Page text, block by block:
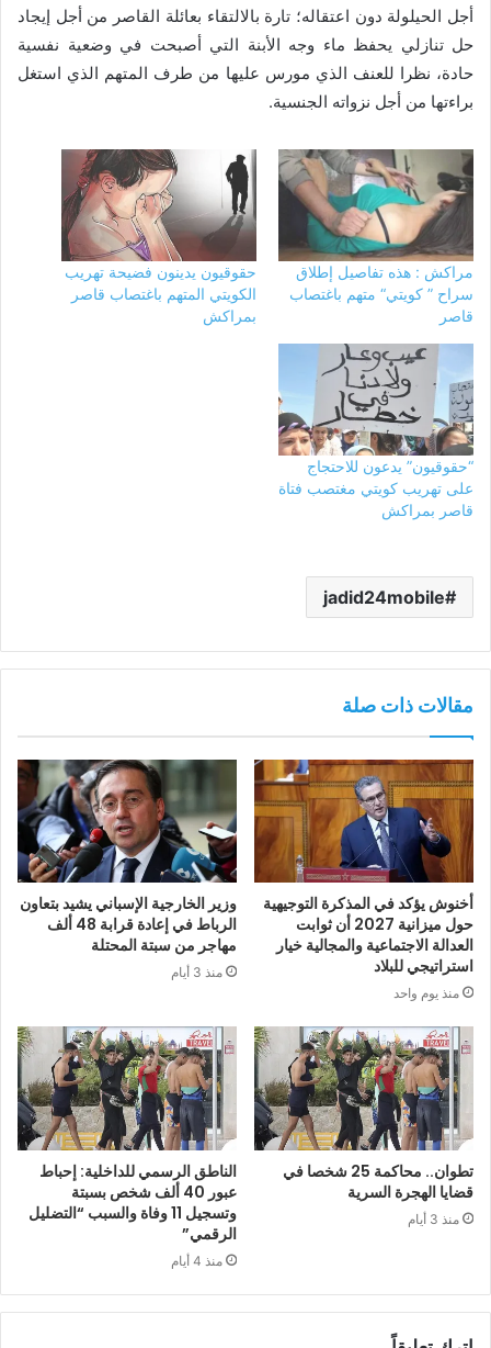
أجل الحيلولة دون اعتقاله؛ تارة بالالتقاء بعائلة القاصر من أجل إيجاد
حل تنازلي يحفظ ماء وجه الأبنة التي أصبحت في وضعية نفسية
حادة، نظرا للعنف الذي مورس عليها من طرف المتهم الذي استغل
براءتها من أجل نزواته الجنسية.
مراكش : هذه تفاصيل إطلاق
سراح ” كويتي“ متهم باغتصاب
قاصر
حقوقيون يدينون فضيحة تهريب
الكويتي المتهم باغتصاب قاصر
بمراكش
“حقوقيون” يدعون للاحتجاج
على تهريب كويتي مغتصب فتاة
قاصر بمراكش
jadid24mobile
مقالات ذات صلة
أخنوش يؤكد في المذكرة التوجيهية
حول ميزانية 2027 أن ثوابت
العدالة الاجتماعية والمجالية خيار
استراتيجي للبلاد
منذ يوم واحد
وزير الخارجية الإسباني يشيد بتعاون
الرباط في إعادة قرابة 48 ألف
مهاجر من سبتة المحتلة
منذ 3 أيام
تطوان.. محاكمة 25 شخصا في
قضايا الهجرة السرية
منذ 3 أيام
الناطق الرسمي للداخلية: إحباط
عبور 40 ألف شخص بسبتة
وتسجيل 11 وفاة والسبب “التضليل
الرقمي”
منذ 4 أيام